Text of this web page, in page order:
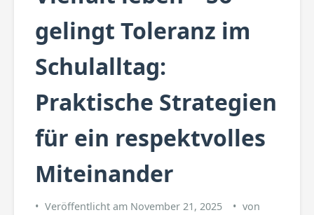
gelingt Toleranz im
Schulalltag:
Praktische Strategien
für ein respektvolles
Miteinander
Veröffentlicht am November 21, 2025
von